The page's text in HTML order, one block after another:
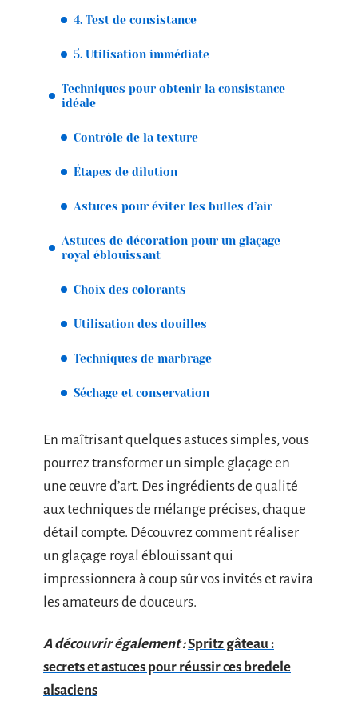
4. Test de consistance
5. Utilisation immédiate
Techniques pour obtenir la consistance
idéale
Contrôle de la texture
Étapes de dilution
Astuces pour éviter les bulles d’air
Astuces de décoration pour un glaçage
royal éblouissant
Choix des colorants
Utilisation des douilles
Techniques de marbrage
Séchage et conservation
En maîtrisant quelques astuces simples, vous
pourrez transformer un simple glaçage en
une œuvre d’art. Des ingrédients de qualité
aux techniques de mélange précises, chaque
détail compte. Découvrez comment réaliser
un glaçage royal éblouissant qui
impressionnera à coup sûr vos invités et ravira
les amateurs de douceurs.
A découvrir également :Spritz gâteau :
secrets et astuces pour réussir ces bredele
alsaciens